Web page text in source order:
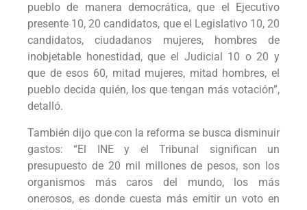
pueblo de manera democrática, que el Ejecutivo
presente 10, 20 candidatos, que el Legislativo 10, 20
candidatos, ciudadanos mujeres, hombres de
inobjetable honestidad, que el Judicial 10 o 20 y
que de esos 60, mitad mujeres, mitad hombres, el
pueblo decida quién, los que tengan más votación”,
detalló.
También dijo que con la reforma se busca disminuir
gastos: “El INE y el Tribunal significan un
presupuesto de 20 mil millones de pesos, son los
organismos más caros del mundo, los más
onerosos, es donde cuesta más emitir un voto en